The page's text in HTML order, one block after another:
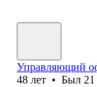
Управляющий
48 лет • Был